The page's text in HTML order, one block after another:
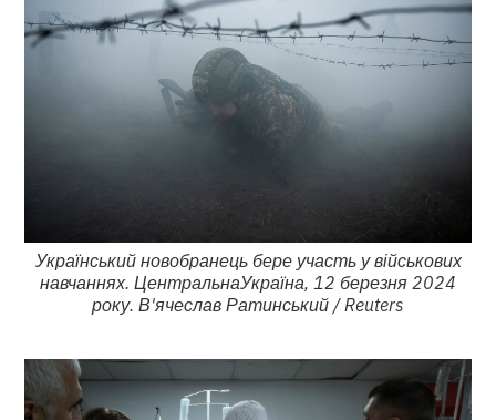
Український новобранець бере участь у військових
навчаннях. ЦентральнаУкраїна, 12 березня 2024
року. В'ячеслав Ратинський / Reuters